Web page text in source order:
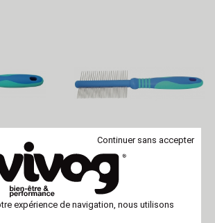
très
VIVOG
Peigne double VIVOG
Continuer sans accepter
expérience de navigation, nous utilisons